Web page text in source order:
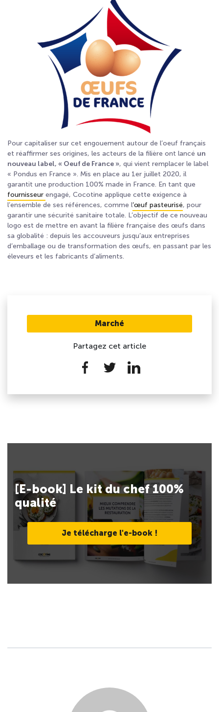
Marché
Partagez cet article
Pour capitaliser sur cet engouement autour de l’oeuf français
et réaffirmer ses origines, les acteurs de la filière ont lancé un
nouveau label, « Oeuf de France », qui vient remplacer le label
« Pondus en France ». Mis en place au 1er juillet 2020, il
garantit une production 100% made in France. En tant que
fournisseur engagé, Cocotine applique cette exigence à
l’ensemble de ses références, comme l‘œuf pasteurisé, pour
garantir une sécurité sanitaire totale. L’objectif de ce nouveau
logo est de mettre en avant la filière française des œufs dans
sa globalité : depuis les accouveurs jusqu’aux entreprises
d’emballage ou de transformation des œufs, en passant par les
éleveurs et les fabricants d’aliments.
[E-book] Le kit du chef 100%
qualité
Je télécharge l'e-book !